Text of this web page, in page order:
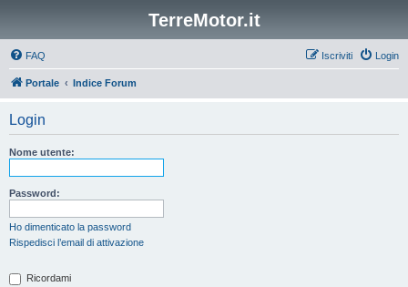
TerreMotor.it
FAQ Login
Iscriviti
Portale Indice Forum
Login
Nome utente:
Password:
Ho dimenticato la password
Rispedisci l’email di attivazione
Ricordami